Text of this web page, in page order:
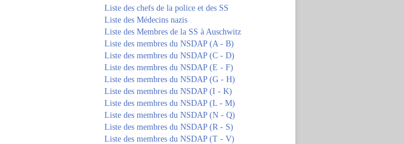
Liste des chefs de la police et des SS
Liste des Médecins nazis
Liste des Membres de la SS à Auschwitz
Liste des membres du NSDAP (A - B)
Liste des membres du NSDAP (C - D)
Liste des membres du NSDAP (E - F)
Liste des membres du NSDAP (G - H)
Liste des membres du NSDAP (I - K)
Liste des membres du NSDAP (L - M)
Liste des membres du NSDAP (N - Q)
Liste des membres du NSDAP (R - S)
Liste des membres du NSDAP (T - V)